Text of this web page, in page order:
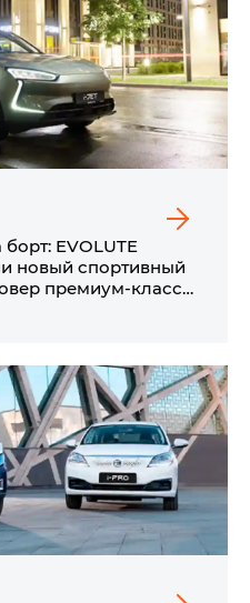
EVOLUTE
новый спортивный
премиум-класса